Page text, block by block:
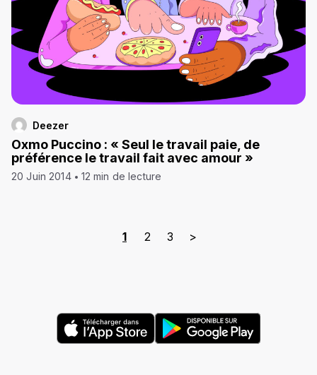
Deezer
Oxmo Puccino : « Seul le travail paie, de
préférence le travail fait avec amour »
20 Juin 2014 12 min de lecture
1 2 3 >